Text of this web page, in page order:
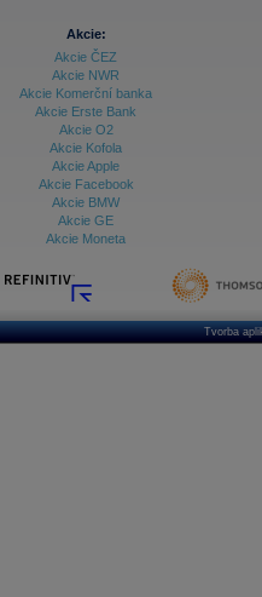
Akcie:
Akcie ČEZ
Akcie NWR
Akcie Komerční banka
Akcie Erste Bank
Akcie O2
Akcie Kofola
Akcie Apple
Akcie Facebook
Akcie BMW
Akcie GE
Akcie Moneta
Tvorba